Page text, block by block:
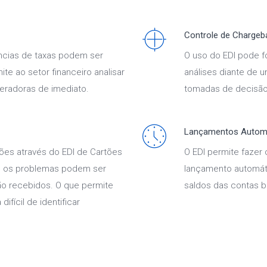
de taxas podem ser
ao setor financeiro analisar
de imediato.
Controle de
O uso do EDI pode
análises diante de
tomadas de
através do EDI de Cartões
os problemas podem ser
recebidos. O que permite
difícil de identificar
Lançamentos
O EDI permite
lançamento
saldos das contas